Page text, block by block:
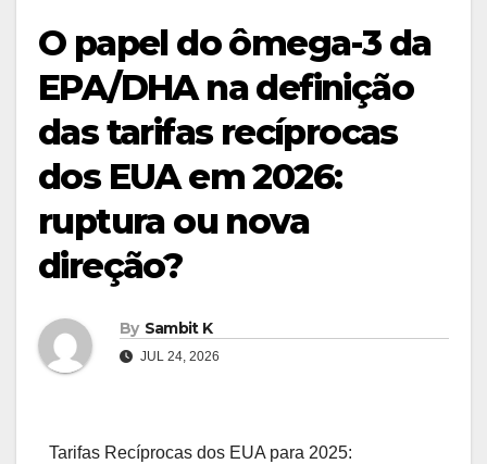
O papel do ômega-3 da
EPA/DHA na definição
das tarifas recíprocas
dos EUA em 2026:
ruptura ou nova
direção?
By Sambit K
JUL 24, 2026
Tarifas Recíprocas dos EUA para 2025: